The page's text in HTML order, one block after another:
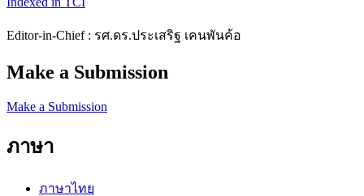
Editor-in-Chief : รศ.ดร.ประเสริฐ เคนพันค้อ
Make a Submission
Make a Submission
ภาษา
ภาษาไทย